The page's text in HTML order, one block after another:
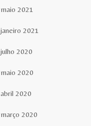
maio 2021
janeiro 2021
julho 2020
maio 2020
abril 2020
março 2020